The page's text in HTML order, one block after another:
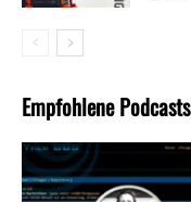
Empfohlene Podcasts